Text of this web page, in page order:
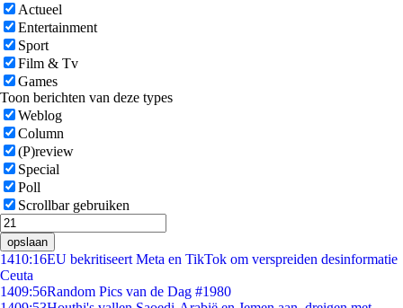
Actueel
Entertainment
Sport
Film & Tv
Games
Toon berichten van deze types
Weblog
Column
(P)review
Special
Poll
Scrollbar gebruiken
opslaan
1410:16EU bekritiseert Meta en TikTok om verspreiden desinformatie
Ceuta
1409:56Random Pics van de Dag #1980